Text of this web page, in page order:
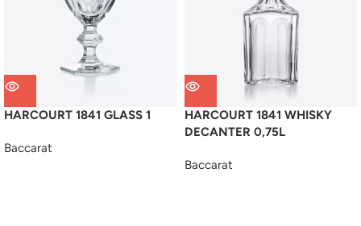
HARCOURT 1841 GLASS 1
Baccarat
HARCOURT 1841 WHISKY
DECANTER 0,75L
Baccarat